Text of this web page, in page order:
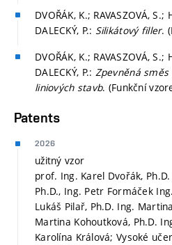
DVOŘÁK, K.; RAVASZOVÁ, S.;
DALECKÝ, P.: Silikátový filler.
DVOŘÁK, K.; RAVASZOVÁ, S.;
DALECKÝ, P.: Zpevněná
liniových stavb. (Funkční
Patents
2026
užitný vzor
prof. Ing. Karel Dvořák,
Ph.D., Ing. Petr Formáček
Lukáš Pilař, Ph.D. Ing.
Martina Kohoutková, Ph.D.
Karolína Králová; Vysoké